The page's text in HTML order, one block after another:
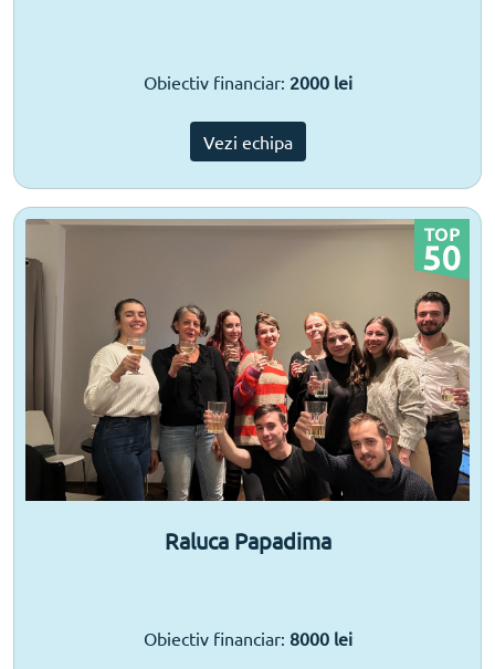
Obiectiv financiar: 2000 lei
Vezi echipa
Raluca Papadima
Obiectiv financiar: 8000 lei